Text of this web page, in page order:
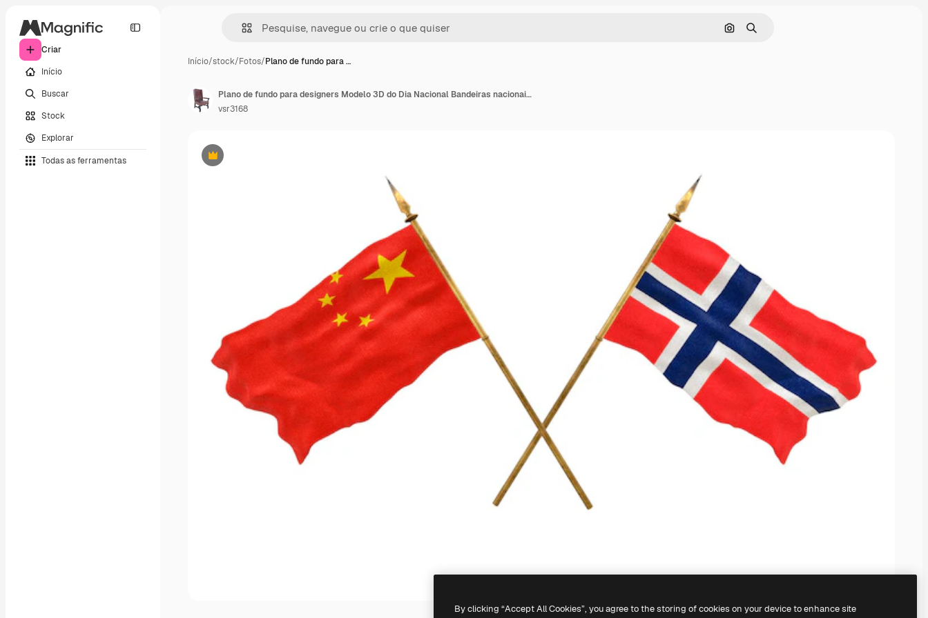
Criar
Início
Buscar
Stock
Explorar
Todas as ferramentas
Pesquisar por imagem
Buscar
Início/stock/Fotos/Plano de fundo para …
Premium
Plano de fundo para designers Modelo 3D do Dia Nacional Bandeiras nacionais da República Popular da China e da ilha de Bouvet
vsr3168
By clicking “Accept All Cookies”, you agree to the storing of cookies on your device to enhance site